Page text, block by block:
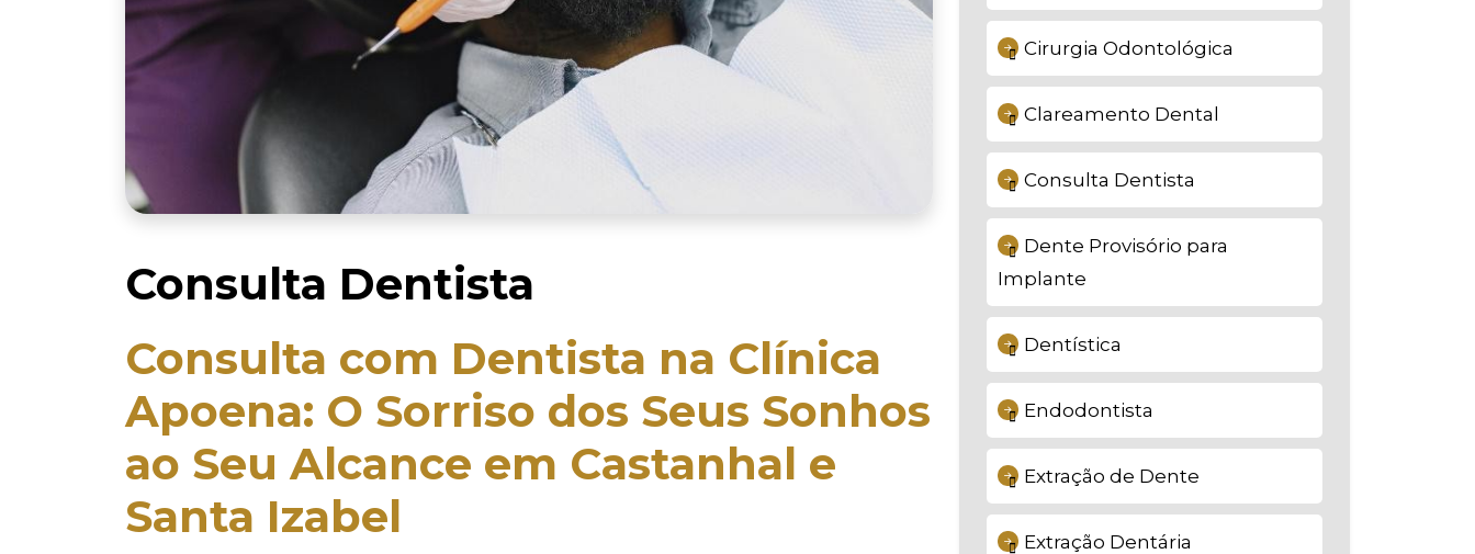
Consulta Dentista
Consulta com Dentista na Clínica
Apoena: O Sorriso dos Seus Sonhos
ao Seu Alcance em Castanhal e
Santa Izabel
Cirurgia Odontológica
Clareamento Dental
Consulta Dentista
Dente Provisório para
Implante
Dentística
Endodontista
Extração de Dente
Extração Dentária